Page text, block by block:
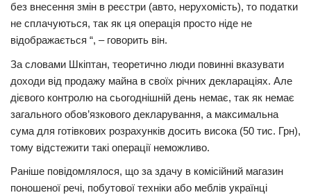
без внесення змін в реєстри (авто, нерухомість), то податки
не сплачуються, так як ця операція просто ніде не
відображається “, – говорить він.
За словами Шкіптан, теоретично люди повинні вказувати
доходи від продажу майна в своїх річних деклараціях. Але
дієвого контролю на сьогоднішній день немає, так як немає
загального обов’язкового декларування, а максимальна
сума для готівкових розрахунків досить висока (50 тис. Грн),
тому відстежити такі операції неможливо.
Раніше повідомлялося, що за здачу в комісійний магазин
поношеної речі, побутової техніки або меблів українці